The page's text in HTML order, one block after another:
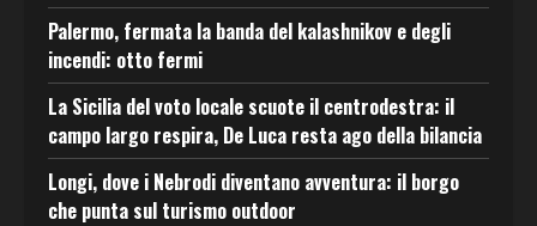
Palermo, fermata la banda del kalashnikov e degli
incendi: otto fermi
La Sicilia del voto locale scuote il centrodestra: il
campo largo respira, De Luca resta ago della bilancia
Longi, dove i Nebrodi diventano avventura: il borgo
che punta sul turismo outdoor